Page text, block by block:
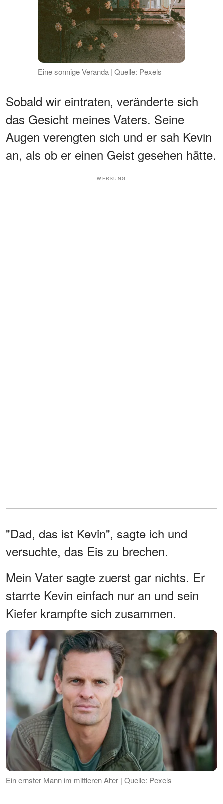
Eine sonnige Veranda | Quelle: Pexels
Sobald wir eintraten, veränderte sich
das Gesicht meines Vaters. Seine
Augen verengten sich und er sah Kevin
an, als ob er einen Geist gesehen hätte.
WERBUNG
"Dad, das ist Kevin", sagte ich und
versuchte, das Eis zu brechen.
Mein Vater sagte zuerst gar nichts. Er
starrte Kevin einfach nur an und sein
Kiefer krampfte sich zusammen.
Ein ernster Mann im mittleren Alter | Quelle: Pexels